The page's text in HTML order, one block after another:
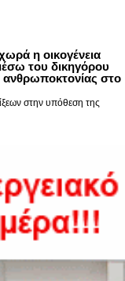
η οικογένεια
του δικηγόρου
ανθρωποκτονίας στο
στην υπόθεση της